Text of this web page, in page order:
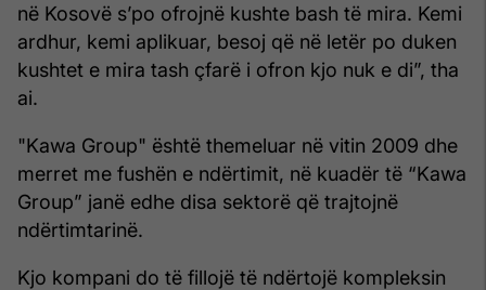
në Kosovë s’po ofrojnë kushte bash të mira. Kemi
ardhur, kemi aplikuar, besoj që në letër po duken
kushtet e mira tash çfarë i ofron kjo nuk e di”, tha
ai.
"Kawa Group" është themeluar në vitin 2009 dhe
merret me fushën e ndërtimit, në kuadër të “Kawa
Group” janë edhe disa sektorë që trajtojnë
ndërtimtarinë.
Kjo kompani do të fillojë të ndërtojë kompleksin